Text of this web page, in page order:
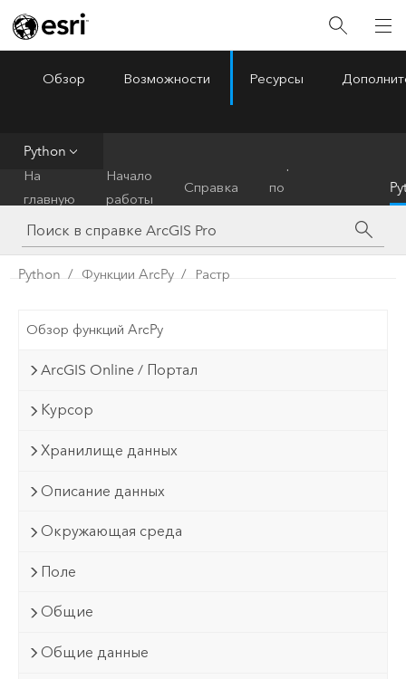
ArcGIS Pro
Обзор Возможности Ресурсы
Python
На
главную
Начало
работы
Справка
по
инструментам
Python Функции ArcPy Растр
Обзор функций ArcPy
ArcGIS Online / Портал
Курсор
Хранилище данных
Описание данных
Окружающая среда
Поле
Общие
Общие данные